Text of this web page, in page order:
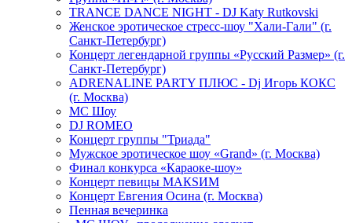
TRANCE DANCE NIGHT - DJ Katy Rutkovski
Женское эротическое стресс-шоу "Хали-Гали" (г.
Санкт-Петербург)
Концерт легендарной группы «Русский Размер» (г.
Санкт-Петербург)
ADRENALINE PARTY ПЛЮС - Dj Игорь КОКС
(г. Москва)
MC Шоу
DJ ROMEO
Концерт группы "Триада"
Мужское эротическое шоу «Grand» (г. Москва)
Финал конкурса «Караоке-шоу»
Концерт певицы МАКSИМ
Концерт Евгения Осина (г. Москва)
Пенная вечеринка